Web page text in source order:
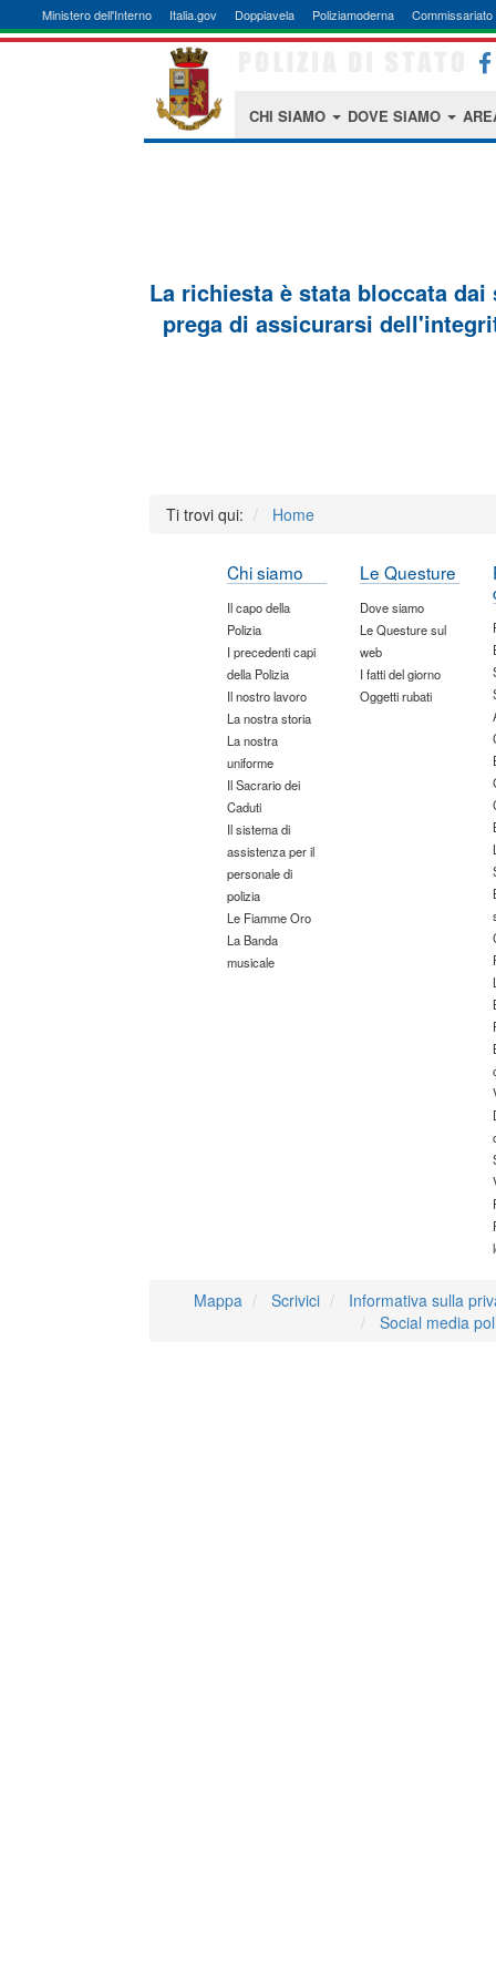
Ministero dell'Interno Italia.gov Doppiavela Poliziamoderna Commissariato
CHI SIAMO DOVE SIAMO
La richiesta è stata bloccata
prega di assicurarsi
Ti trovi qui: Home
Chi siamo
Il capo della
Polizia
I precedenti capi
della Polizia
Il nostro lavoro
La nostra storia
La nostra
uniforme
Il Sacrario dei
Caduti
Il sistema di
assistenza per il
personale di
polizia
Le Fiamme Oro
La Banda
musicale
Le Questure
Dove siamo
Le Questure sul
web
I fatti del giorno
Oggetti rubati
Mappa Scrivici
Informativa sulla
Social media